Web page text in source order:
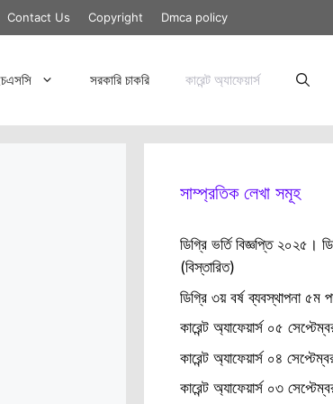
Contact Us Copyright Dmca policy
সরকারি চাকরি কারেন্ট অ্যাফেয়ার্স
সাম্প্রতিক লেখা সমূহ
ডিগ্রি ভর্তি বিজ্ঞপ্তি ২০২৫।
(বিস্তারিত)
ডিগ্রি ৩য় বর্ষ ব্যবস্থাপনা
কারেন্ট অ্যাফেয়ার্স ০৫
কারেন্ট অ্যাফেয়ার্স ০৪
কারেন্ট অ্যাফেয়ার্স ০৩